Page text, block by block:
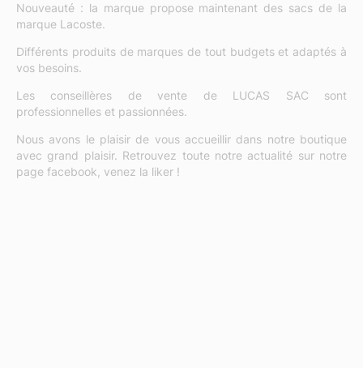
Nouveauté : la marque propose maintenant des sacs de la
marque Lacoste.
Différents produits de marques de tout budgets et adaptés à
vos besoins.
Les conseillères de vente de LUCAS SAC sont
professionnelles et passionnées.
Nous avons le plaisir de vous accueillir dans notre boutique
avec grand plaisir. Retrouvez toute notre actualité sur notre
page facebook, venez la liker !